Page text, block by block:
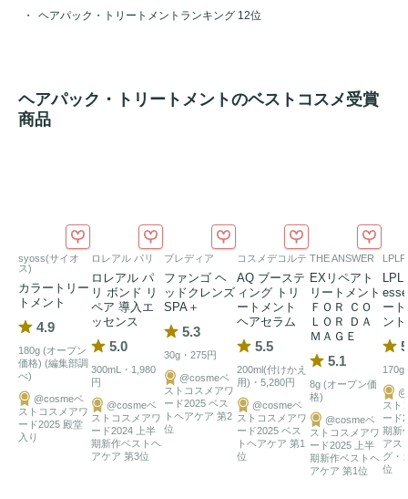
ヘアパック・トリートメントランキング 12位
ヘアパック・トリートメントのベストコスメ受賞
商品
syoss(サイオ
ス)
カラートリー
トメント
4.9
180g (オープン
価格) (編集部調
べ)
@cosmeベ
ストコスメアワ
ード2025 殿堂
入り
ロレアル パリ
ロレアル パ
リ ボンド リ
ペア 導入エ
ッセンス
5.0
300mL・1,980
円
@cosmeベ
ストコスメアワ
ード2024 上半
期新作ベストヘ
アケア 第3位
プレディア
ファンゴ ヘ
ッドクレンズ
SPA＋
5.3
30g・275円
@cosmeベ
ストコスメアワ
ード2025 ベス
トヘアケア 第2
位
コスメデコルテ
AQ ブーステ
ィング トリ
ートメント
ヘアセラム
5.5
200ml(付けかえ
用)・5,280円
@cosmeベ
ストコスメアワ
ード2025 ベス
トヘアケア 第1
位
THE ANSWER
EXリペアト
リートメント
ＦＯＲ ＣＯ
ＬＯＲ ＤＡ
ＭＡＧＥ
5.1
8g (オープン価
格)
@cosmeベ
ストコスメアワ
ード2025 上半
期新作ベストヘ
アケア 第1位
ー
ント
170g
スト
ード
期新
アス
グ・
位